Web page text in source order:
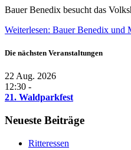
Bauer Benedix besucht das
Weiterlesen: Bauer Benedix und
Die nächsten Veranstaltungen
22 Aug. 2026
12:30 -
21. Waldparkfest
Neueste Beiträge
Ritteressen